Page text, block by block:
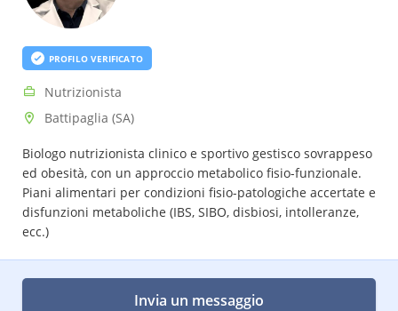
PROFILO VERIFICATO
Nutrizionista
Battipaglia (SA)
Biologo nutrizionista clinico e sportivo gestisco sovrappeso
ed obesità, con un approccio metabolico fisio-funzionale.
Piani alimentari per condizioni fisio-patologiche accertate e
disfunzioni metaboliche (IBS, SIBO, disbiosi, intolleranze,
ecc.)
Invia un messaggio